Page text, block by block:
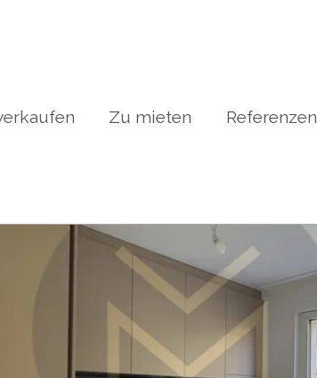
Zu mieten Referenzen